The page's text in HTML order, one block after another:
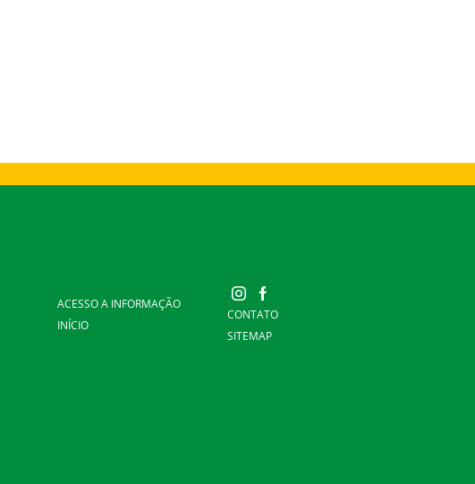
ACESSO A INFORMAÇÃO
INÍCIO
CONTATO
SITEMAP